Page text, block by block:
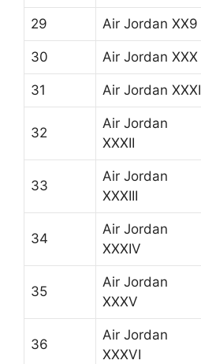
29 Air Jordan XX9
30 Air Jordan XXX
31 Air Jordan XXXI
32
Air Jordan
XXXII
33
Air Jordan
XXXIII
34
Air Jordan
XXXIV
35
Air Jordan
XXXV
36
Air Jordan
XXXVI